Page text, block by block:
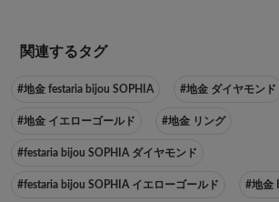
関連するタグ
#地金 festaria bijou SOPHIA #地金 ダイヤモンド
#地金 イエローゴールド #地金 リング
#festaria bijou SOPHIA ダイヤモンド
#festaria bijou SOPHIA イエローゴールド #地金